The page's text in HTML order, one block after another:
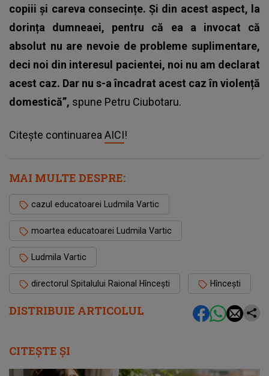
DISTRIBUIE ARTICOLUL
copiii și careva consecințe. Și din acest aspect, la
dorința dumneaei, pentru că ea a invocat că
absolut nu are nevoie de probleme suplimentare,
deci noi din interesul pacientei, noi nu am declarat
acest caz. Dar nu s-a încadrat acest caz în violență
domestică”, spune Petru Ciubotaru.
Citește continuareaAICI!
MAI MULTE DESPRE:
cazul educatoarei Ludmila Vartic
moartea educatoarei Ludmila Vartic
Ludmila Vartic
directorul Spitalului Raional Hîncești Hîncești
CITEȘTE ȘI